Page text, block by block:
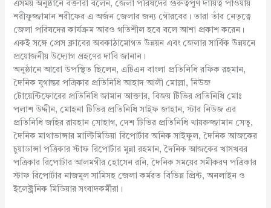
এসময় অনুষ্ঠানে বক্তারা বলেন, জেলা পরিষদের গুরুত্বপূর্ণ দায়িত্ব পাওয়ায়
শরীফুজ্জামান শরীফের এ অর্জন জেলার জন্য গৌরবের। তারা তাঁর নেতৃত্বে
জেলা পরিষদের কার্যক্রম আরও গতিশীল হবে বলে আশা প্রকাশ করেন।
একই সঙ্গে প্রেস ক্লাবের অবকাঠামোগত উন্নয়ন এবং জেলার সার্বিক উন্নয়নে
প্রয়োজনীয় উদ্যোগ গ্রহণের দাবি জানান।
অনুষ্ঠানে আরো উপস্থিত ছিলেন, এটিএন বাংলা প্রতিনিধি রফিক রহমান,
দৈনিক যুগান্তর পত্রিকার প্রতিনিধি আহাদ আলী মোল্লা, নিউজ
টোয়েন্টিফোরের প্রতিনিধি জামান আক্তার, বিজয় টিভির প্রতিনিধি মোঃ
পলাশ উদ্দীন, মোহনা টিভির প্রতিনিধি সাইফ জাহান, স্টার নিউজ এর
প্রতিনিধি জহির রায়হান সোহাগ, দেশ টিভির প্রতিনিধি খায়রুজ্জামান সেতু,
দৈনিক মাথাভাঙ্গার মাল্টিমিডিয়া রিপোর্টার অনিক সাইফুল, দৈনিক আজকের
চুয়াডাঙ্গা পত্রিকার স্টাফ রিপোর্টার মুন্না রহমান, দৈনিক আজকের খাসখবর
পত্রিকার রিপোর্টার আলমগীর হোসেন রনি, দৈনিক সময়ের সমীকরণ পত্রিকার
স্টাফ রিপোর্টার নাজমুল সামিসহ জেলা কর্মরত বিভিন্ন প্রিন্ট, অনলাইন ও
ইলেক্ট্রনিক মিডিয়ার সংবাদকর্মীরা।